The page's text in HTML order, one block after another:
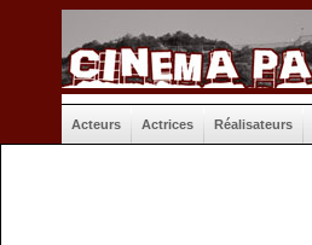
Acteurs Actrices Réalisateurs